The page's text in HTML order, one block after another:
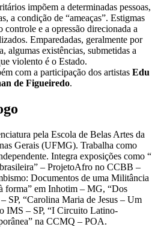
impõem a determinadas pessoas,
a condição de “ameaças”. Estigmas
controle e a opressão direcionada a
Emparedadas, geralmente por
algumas existências, submetidas a
violento é o Estado.
com a participação dos artistas Edu
de Figueiredo.
pela Escola de Belas Artes da
Gerais (UFMG). Trabalha como
Integra exposições como “
– ProjetoAfro no CCBB –
Documentos de uma Militância
forma” em Inhotim – MG, “Dos
SP, “Carolina Maria de Jesus – Um
IMS – SP, “I Circuito Latino-
na CCMQ – POA.